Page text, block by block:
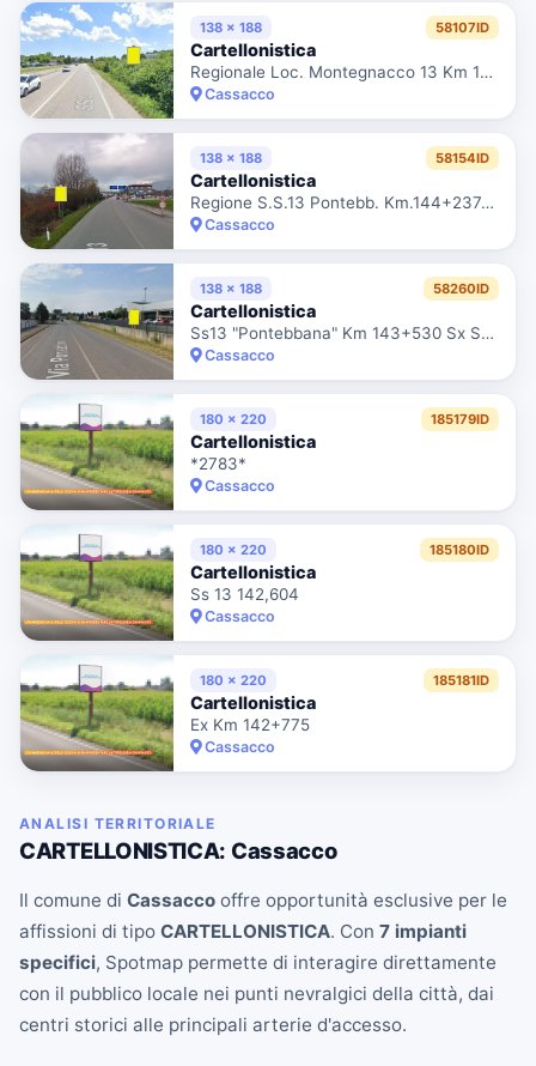
138 x 188 58107ID
Cartellonistica
Regionale Loc. Montegnacco 13 Km 144+262sx
Cassacco
138 x 188 58154ID
Cartellonistica
Regione S.S.13 Pontebb. Km.144+237sx 13 Km 144+237sx Centro Abitato Montegnacco
Cassacco
138 x 188 58260ID
Cartellonistica
Ss13 "Pontebbana" Km 143+530 Sx Ss13 "Pontebbana" Km 143+530 Sx
Cassacco
180 x 220 185179ID
Cartellonistica
*2783*
Cassacco
180 x 220 185180ID
Cartellonistica
Ss 13 142,604
Cassacco
180 x 220 185181ID
Cartellonistica
Ex Km 142+775
Cassacco
ANALISI TERRITORIALE
CARTELLONISTICA: Cassacco
Il comune di Cassacco offre opportunità esclusive per le
affissioni di tipo CARTELLONISTICA. Con 7 impianti
specifici, Spotmap permette di interagire direttamente
con il pubblico locale nei punti nevralgici della città, dai
centri storici alle principali arterie d'accesso.